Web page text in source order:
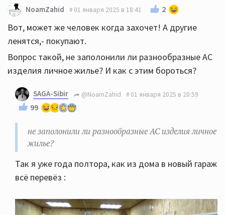
NoamZahid 01 января 2025 в 18:41 2
Вот, может же человек когда захочет! А другие
ленятся,- покупают.
Вопрос такой, не заполонили ли разнообразные АС
изделия личное жилье? И как с этим бороться?
SAGA-Sibir @NoamZahid 01 января 2025 в 20:59
99
не заполонили ли разнообразные АС изделия личное
жилье?
Так я уже года полтора, как из дома в новый гараж
всё перевёз :